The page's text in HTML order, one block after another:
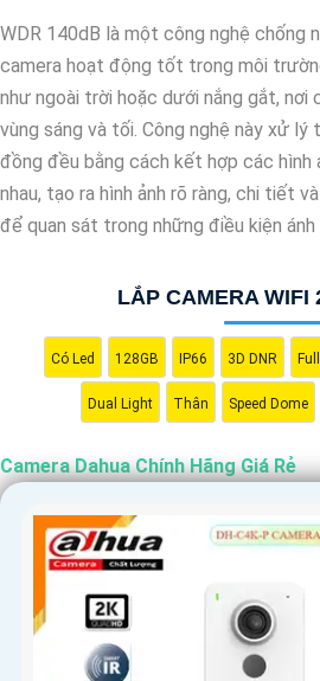
trội của Camera Dahua chính hãng với
WDR 140dB là một công nghệ chống
camera hoạt động tốt trong môi
như ngoài trời hoặc dưới nắng gắt, nơi
vùng sáng và tối. Công nghệ này xử lý
đồng đều bằng cách kết hợp các hình
nhau, tạo ra hình ảnh rõ ràng, chi tiết
để quan sát trong những điều kiện
LẮP CAMERA WIFI
Có Led 128GB IP66 3D DNR
Dual Light Thân Speed Dome
Camera Dahua Chính Hãng Giá Rẻ